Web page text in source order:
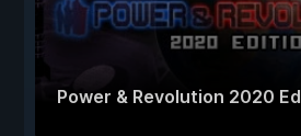
Power & Revolution 2020